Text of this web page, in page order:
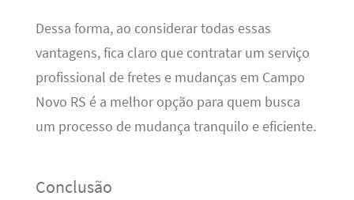
Dessa forma, ao considerar todas essas
vantagens, fica claro que contratar um serviço
profissional de fretes e mudanças em Campo
Novo RS é a melhor opção para quem busca
um processo de mudança tranquilo e eficiente.
Conclusão